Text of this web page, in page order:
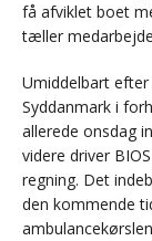
få afviklet boet
tæller
Umiddelbart
Syddanmark i
allerede onsdag
videre driver
regning. Det
den kommende